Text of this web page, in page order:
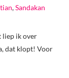
,Sandakan
liep ik over
dat klopt! Voor